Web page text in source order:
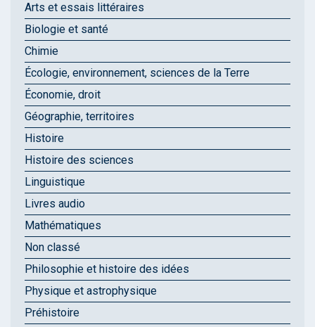
Arts et essais littéraires
Biologie et santé
Chimie
Écologie, environnement, sciences de la Terre
Économie, droit
Géographie, territoires
Histoire
Histoire des sciences
Linguistique
Livres audio
Mathématiques
Non classé
Philosophie et histoire des idées
Physique et astrophysique
Préhistoire